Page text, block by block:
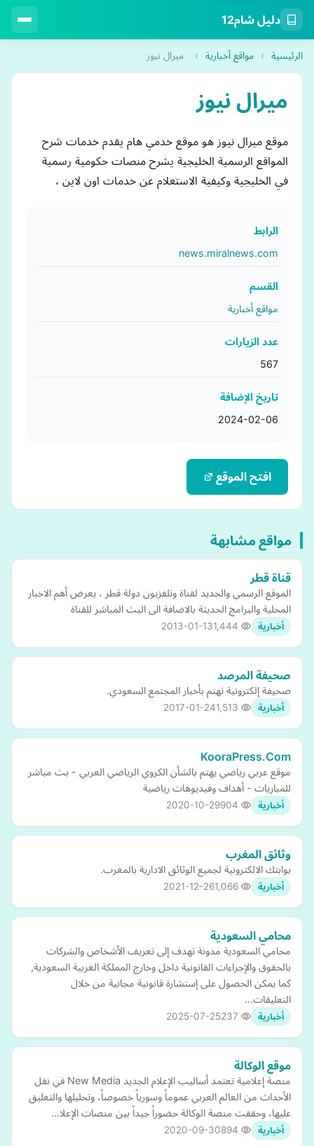
دليل شام12
الرئيسية › مواقع أخبارية › ميرال نيوز
ميرال نيوز
موقع ميرال نيوز هو موقع خدمي هام يقدم خدمات شرح
المواقع الرسمية الخليجية يشرح منصات حكومية رسمية
في الخليجية وكيفية الاستعلام عن خدمات اون لاين ،
الرابط
news.miralnews.com
القسم
مواقع أخبارية
عدد الزيارات
567
تاريخ الإضافة
2024-02-06
افتح الموقع
مواقع مشابهة
قناة قطر
الموقع الرسمي والجديد لقناة وتلفزيون دولة قطر ، يعرض أهم الاخبار
المحلية والبرامج الحديثة بالاضافة الى البث المباشر للقناة
أخبارية 2013-01-13
صحيفة المرصد
صحيفة إلكترونية تهتم بأخبار المجتمع السعودي.
أخبارية 2017-01-24
KooraPress.Com
موقع عربي رياضي يهتم بالشأن الكروي الرياضي العربي - بث مباشر
للمباريات - أهداف وفيديوهات رياضية
أخبارية 2020-10-29
وثائق المغرب
بوابتك الالكترونية لجميع الوثائق الادارية بالمغرب.
أخبارية 2021-12-26
محامي السعودية
محامي السعودية مدونة تهدف إلى تعريف الأشخاص والشركات
بالحقوق والإجراءات القانونية داخل وخارج المملكة العربية السعودية,
كما يمكن الحصول على إستشارة قانونية مجانية من خلال
التعليقات…
أخبارية 2025-07-25
موقع الوكالة
منصة إعلامية تعتمد أساليب الإعلام الجديد New Media في نقل
الأحداث من العالم العربي عموماً وسورياً خصوصاً، وتحليلها والتعليق
عليها، وحققت منصة الوكالة حضوراً جيداً بين منصات الإعلا…
أخبارية 2020-09-30